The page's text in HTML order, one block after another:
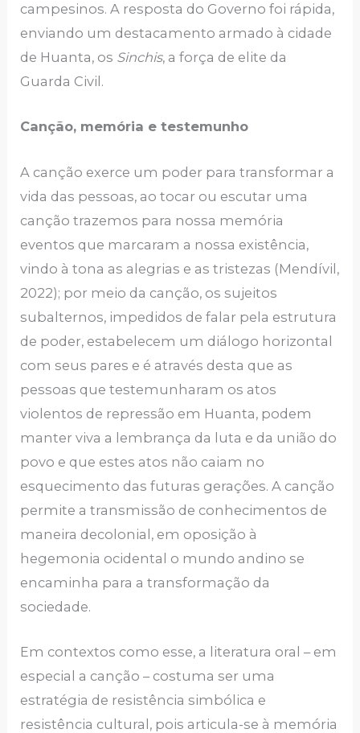
campesinos. A resposta do Governo foi rápida,
enviando um destacamento armado à cidade
de Huanta, os Sinchis, a força de elite da
Guarda Civil.
Canção, memória e testemunho
A canção exerce um poder para transformar a
vida das pessoas, ao tocar ou escutar uma
canção trazemos para nossa memória
eventos que marcaram a nossa existência,
vindo à tona as alegrias e as tristezas (Mendívil,
2022); por meio da canção, os sujeitos
subalternos, impedidos de falar pela estrutura
de poder, estabelecem um diálogo horizontal
com seus pares e é através desta que as
pessoas que testemunharam os atos
violentos de repressão em Huanta, podem
manter viva a lembrança da luta e da união do
povo e que estes atos não caiam no
esquecimento das futuras gerações. A canção
permite a transmissão de conhecimentos de
maneira decolonial, em oposição à
hegemonia ocidental o mundo andino se
encaminha para a transformação da
sociedade.
Em contextos como esse, a literatura oral – em
especial a canção – costuma ser uma
estratégia de resistência simbólica e
resistência cultural, pois articula-se à memória